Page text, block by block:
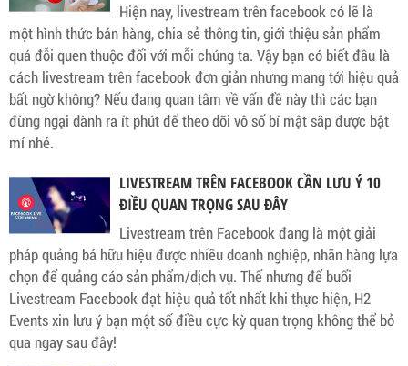
Hiện nay, livestream trên facebook có lẽ là
một hình thức bán hàng, chia sẻ thông tin, giới thiệu sản phẩm
quá đỗi quen thuộc đối với mỗi chúng ta. Vậy bạn có biết đâu là
cách livestream trên facebook đơn giản nhưng mang tới hiệu quả
bất ngờ không? Nếu đang quan tâm về vấn đề này thì các bạn
đừng ngại dành ra ít phút để theo dõi vô số bí mật sắp được bật
mí nhé.
LIVESTREAM TRÊN FACEBOOK CẦN LƯU Ý 10
ĐIỀU QUAN TRỌNG SAU ĐÂY
Livestream trên Facebook đang là một giải
pháp quảng bá hữu hiệu được nhiều doanh nghiệp, nhãn hàng lựa
chọn để quảng cáo sản phẩm/dịch vụ. Thế nhưng để buổi
Livestream Facebook đạt hiệu quả tốt nhất khi thực hiện, H2
Events xin lưu ý bạn một số điều cực kỳ quan trọng không thể bỏ
qua ngay sau đây!